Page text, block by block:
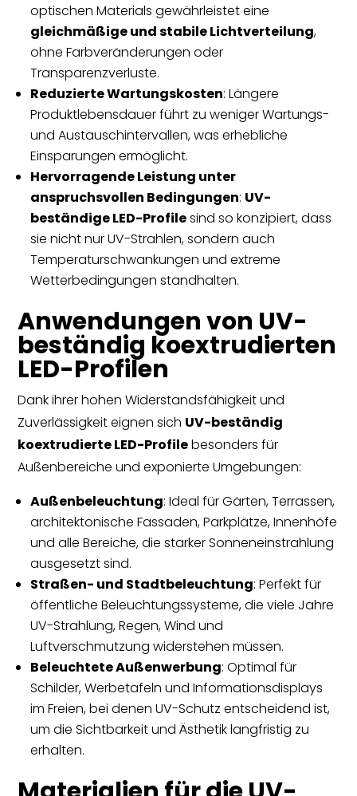
optischen Materials gewährleistet eine
gleichmäßige und stabile Lichtverteilung,
ohne Farbveränderungen oder
Transparenzverluste.
Reduzierte Wartungskosten: Längere
Produktlebensdauer führt zu weniger Wartungs-
und Austauschintervallen, was erhebliche
Einsparungen ermöglicht.
Hervorragende Leistung unter
anspruchsvollen Bedingungen: UV-
beständige LED-Profilesind so konzipiert, dass
sie nicht nur UV-Strahlen, sondern auch
Temperaturschwankungen und extreme
Wetterbedingungen standhalten.
Anwendungen von UV-
beständig koextrudierten
LED-Profilen
Dank ihrer hohen Widerstandsfähigkeit und
Zuverlässigkeit eignen sich UV-beständig
koextrudierte LED-Profilebesonders für
Außenbereiche und exponierte Umgebungen:
Außenbeleuchtung: Ideal für Gärten, Terrassen,
architektonische Fassaden, Parkplätze, Innenhöfe
und alle Bereiche, die starker Sonneneinstrahlung
ausgesetzt sind.
Straßen- und Stadtbeleuchtung: Perfekt für
öffentliche Beleuchtungssysteme, die viele Jahre
UV-Strahlung, Regen, Wind und
Luftverschmutzung widerstehen müssen.
Beleuchtete Außenwerbung: Optimal für
Schilder, Werbetafeln und Informationsdisplays
im Freien, bei denen UV-Schutz entscheidend ist,
um die Sichtbarkeit und Ästhetik langfristig zu
erhalten.